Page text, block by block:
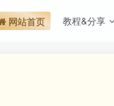
网站首页 教程&分享